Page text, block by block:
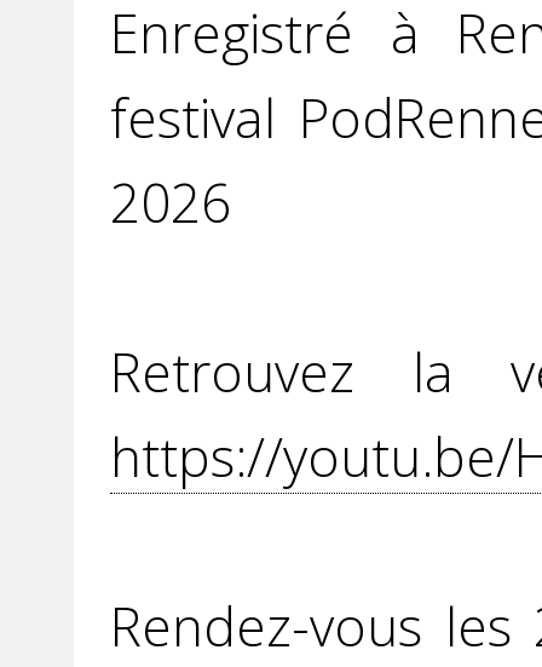
Enregistré à
festival
2026
Retrouvez la
https://youtu.be/
Rendez-vous